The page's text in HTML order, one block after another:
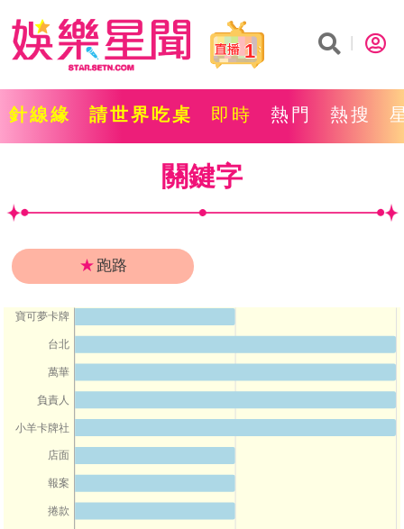
1
針線緣 請世界吃桌 即時 熱門 熱搜
關鍵字
★ 跑路
寶可夢卡牌
台北
萬華
負責人
小羊卡牌社
店面
報案
捲款